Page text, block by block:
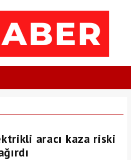
aracı kaza riski